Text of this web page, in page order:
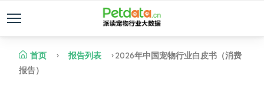
首页 报告列表
2026年中国宠物行业白皮书（消费
报告）